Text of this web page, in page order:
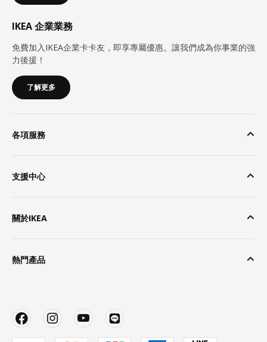
IKEA 企業業務
免費加入IKEA企業卡卡友，即享專屬優惠。讓我們成為你事業的強
力後援！
了解更多
各項服務
支援中心
關於IKEA
熱門產品